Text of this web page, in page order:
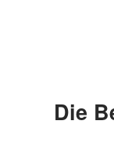
Die Betreuung von Safe